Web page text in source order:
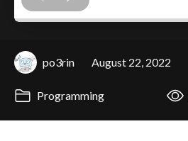
po3rin August 22, 2022
Programming